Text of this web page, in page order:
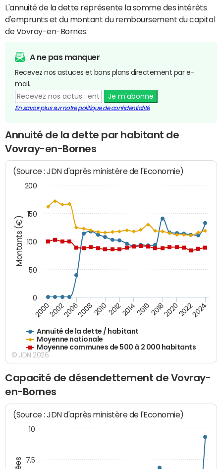
L'annuité de la dette représente la somme des intérêts
d'emprunts et du montant du remboursement du capital
de Vovray-en-Bornes.
A ne pas manquer
Recevez nos astuces et bons plans directement par e-
mail.
Je m'abonne
En savoir plus sur notre politique de confidentialité
Annuité de la dette par habitant de
Vovray-en-Bornes
Montants (€)
(Source : JDN d'après ministère de l'Economie)
Annuité de la dette / habitant
Moyenne nationale
Moyenne communes de 500 à 2 000 habitants
200020022006200820102012201420162018202020222024
0
50
100
150
200
© JDN 2026
Capacité de désendettement de Vovray-
en-Bornes
(Source : JDN d'après ministère de l'Economie)
7,5
10